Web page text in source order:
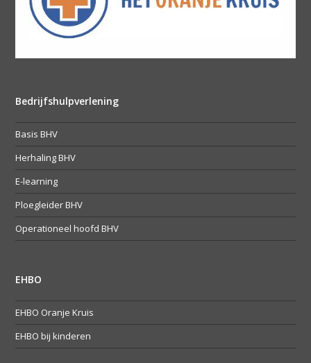
Bedrijfshulpverlening
Basis BHV
Herhaling BHV
E-learning
Ploegleider BHV
Operationeel hoofd BHV
EHBO
EHBO Oranje Kruis
EHBO bij kinderen